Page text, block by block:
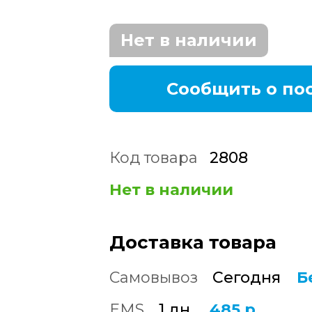
Нет в наличии
Сообщить о
Код товара
2808
Нет в наличии
Доставка товара
Самовывоз Сегодня